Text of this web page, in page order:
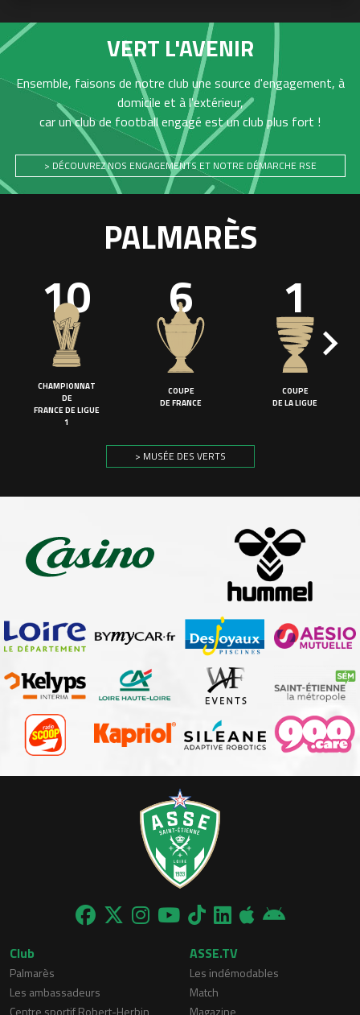
VERT L'AVENIR
Ensemble, faisons de notre club une source d'engagement, à
domicile et à l'extérieur,
car un club de football engagé est un club plus fort !
> DÉCOUVREZ NOS ENGAGEMENTS ET NOTRE DÉMARCHE RSE
PALMARÈS
10
CHAMPIONNAT
DE
FRANCE DE LIGUE
1
6
COUPE
DE FRANCE
1
COUPE
DE LA LIGUE
> MUSÉE DES VERTS
Club
Palmarès
Les ambassadeurs
Centre sportif Robert-Herbin
ASSE.TV
Les indémodables
Match
Magazine